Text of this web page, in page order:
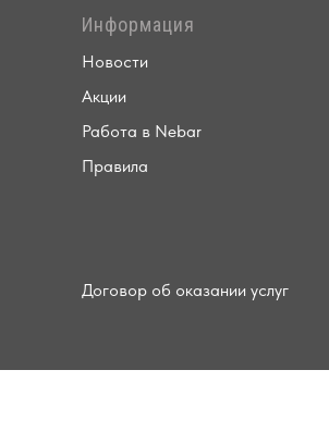
Информация
Новости
Акции
Работа в Nebar
Правила
Договор об оказании услуг